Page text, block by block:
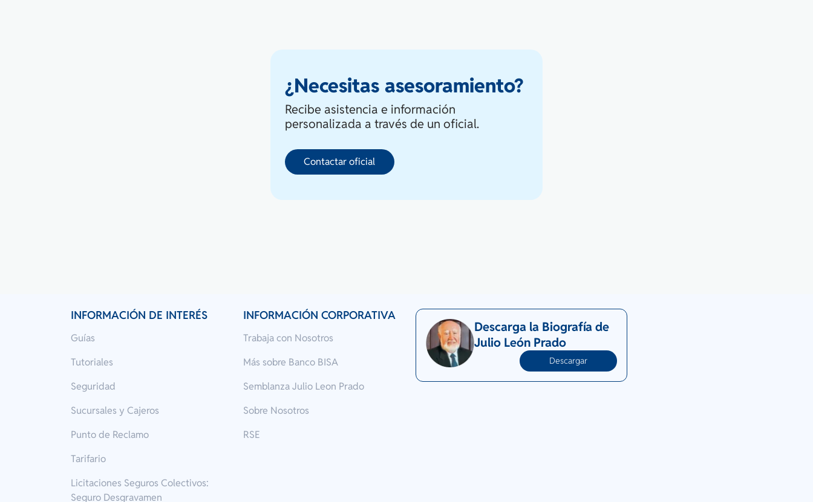
¿Necesitas asesoramiento?
Recibe asistencia e información
personalizada a través de un oficial.
Contactar oficial
INFORMACIÓN DE INTERÉS
Guías
Tutoriales
Seguridad
Sucursales y Cajeros
Punto de Reclamo
Tarifario
Licitaciones Seguros Colectivos:
Seguro Desgravamen
INFORMACIÓN CORPORATIVA
Trabaja con Nosotros
Más sobre Banco BISA
Semblanza Julio Leon Prado
Sobre Nosotros
RSE
Descarga la Biografía de
Julio León Prado
Descargar